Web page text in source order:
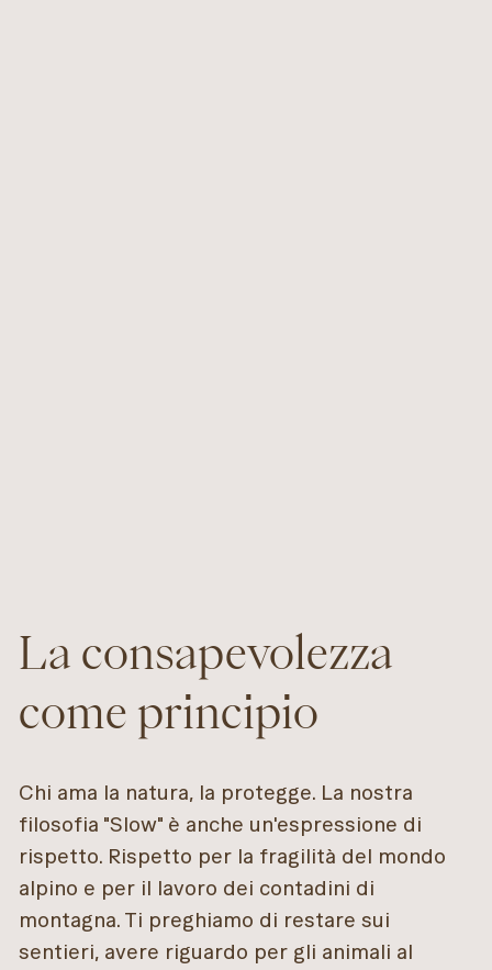
La consapevolezza
come principio
Chi ama la natura, la protegge. La nostra
filosofia "Slow" è anche un'espressione di
rispetto. Rispetto per la fragilità del mondo
alpino e per il lavoro dei contadini di
montagna. Ti preghiamo di restare sui
sentieri, avere riguardo per gli animali al